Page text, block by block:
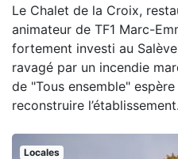
Le Chalet de la Croix,
animateur de TF1 Marc-
fortement investi au
ravagé par un incendie
de "Tous ensemble"
reconstruire l’établissement.
Locales